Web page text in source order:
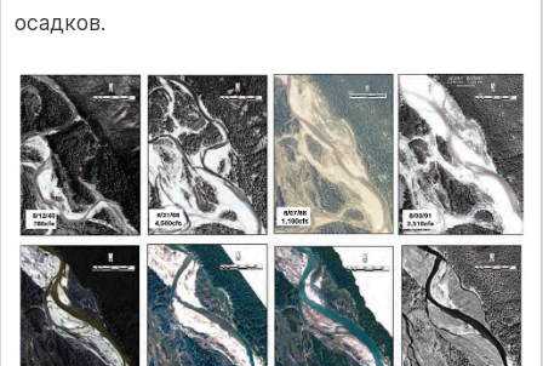
осадков.